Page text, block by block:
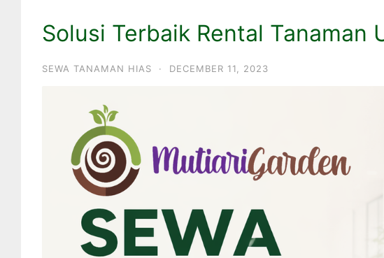
Solusi Terbaik Rental Tanaman
SEWA TANAMAN HIAS · DECEMBER 11, 2023